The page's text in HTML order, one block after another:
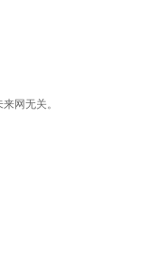
网无关。